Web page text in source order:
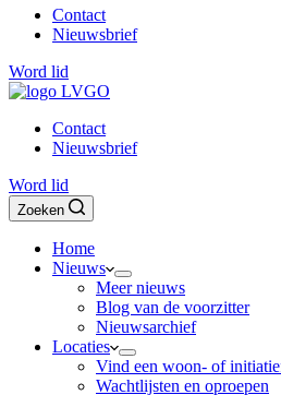
Contact
Nieuwsbrief
Word lid
Contact
Nieuwsbrief
Word lid
Zoeken
Home
Nieuws
Meer nieuws
Blog van de voorzitter
Nieuwsarchief
Locaties
Vind een woon- of
Wachtlijsten en oproepen